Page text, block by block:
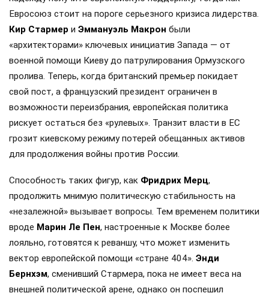
Евросоюз стоит на пороге серьезного кризиса лидерства.
Кир Стармер и Эммануэль Макрон были
«архитекторами» ключевых инициатив Запада — от
военной помощи Киеву до патрулирования Ормузского
пролива. Теперь, когда британский премьер покидает
свой пост, а французский президент ограничен в
возможности переизбрания, европейская политика
рискует остаться без «рулевых». Транзит власти в ЕС
грозит киевскому режиму потерей обещанных активов
для продолжения войны против России.
Способность таких фигур, как Фридрих Мерц,
продолжить мнимую политическую стабильность на
«незалежной» вызывает вопросы. Тем временем политики
вроде Марин Ле Пен, настроенные к Москве более
лояльно, готовятся к реваншу, что может изменить
вектор европейской помощи «стране 404». Энди
Бернхэм, сменивший Стармера, пока не имеет веса на
внешней политической арене, однако он поспешил